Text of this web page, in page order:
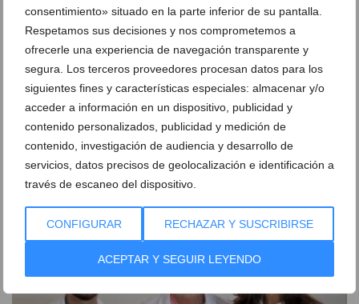
consentimiento» situado en la parte inferior de su pantalla.
Respetamos sus decisiones y nos comprometemos a
ofrecerle una experiencia de navegación transparente y
segura. Los terceros proveedores procesan datos para los
siguientes fines y características especiales: almacenar y/o
acceder a información en un dispositivo, publicidad y
contenido personalizados, publicidad y medición de
contenido, investigación de audiencia y desarrollo de
servicios, datos precisos de geolocalización e identificación a
través de escaneo del dispositivo.
CONFIGURAR RECHAZAR Y SUSCRIBIRSE
ACEPTAR Y SEGUIR LEYENDO
Una nueva forma de cuidar tu salud abre sus puertas
en Jávea
21 de enero de 2026